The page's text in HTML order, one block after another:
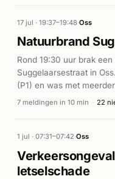
17 jul · 19:37–19:48·Oss
Natuurbrand
Rond 19:30 uur brak
Suggelaarsestraat in
(P1) en was met
bluswerkzaamheden.
onder controle gebracht,
werd ingetrokken (P2).
incident.
7 meldingen in 10 min · 22
1 jul · 07:31–07:42·Oss
letselschade